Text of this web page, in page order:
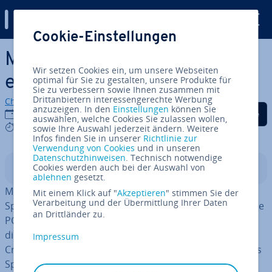
Zum Haupt­in­halt springen
Minecraft Crossplay Server
erstellen – so geht’s
Christian Heldmaier
09.12.2024
8 mins
Auf Facebook teilen
Auf Twitter teilen
Auf LinkedIn
In­halts­ver­zeich­nis
Mit einem Minecraft Crossplay Server können mehrere
Spie­le­rin­nen und Spieler von ver­schie­de­nen Geräten wie
PC, Konsole oder Mo­bil­ge­rät aus gemeinsam spielen. In
dieser Anleitung erfahren Sie, wie Sie einen Minecraft
Crossplay Server erstellen, der platt­form­über­grei­fen­des
Spielen er­mög­licht.
Cookie-Einstellungen
Wir setzen Cookies ein, um unsere Webseiten
optimal für Sie zu gestalten, unsere Produkte für
Sie zu verbessern sowie Ihnen zusammen mit
Drittanbietern interessengerechte Werbung
anzuzeigen. In den Einstellungen können Sie
auswählen, welche Cookies Sie zulassen wollen,
sowie Ihre Auswahl jederzeit ändern. Weitere
Infos finden Sie in unserer Richtlinie zur
Verwendung von Cookies und in unseren
Datenschutzhinweisen. Technisch notwendige
Cookies werden auch bei der Auswahl von
ablehnen gesetzt.
Mit einem Klick auf "Akzeptieren" stimmen Sie der
Verarbeitung und der Übermittlung Ihrer Daten
an Drittländer zu.
Impressum